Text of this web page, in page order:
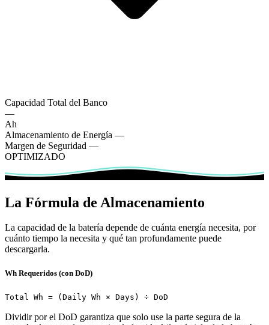
Capacidad Total del Banco
—
Ah
Almacenamiento de Energía —
Margen de Seguridad —
OPTIMIZADO
La Fórmula de Almacenamiento
La capacidad de la batería depende de cuánta energía necesita, por
cuánto tiempo la necesita y qué tan profundamente puede
descargarla.
Wh Requeridos (con DoD)
Total Wh = (Daily Wh × Days) ÷ DoD
Dividir por el DoD garantiza que solo use la parte segura de la